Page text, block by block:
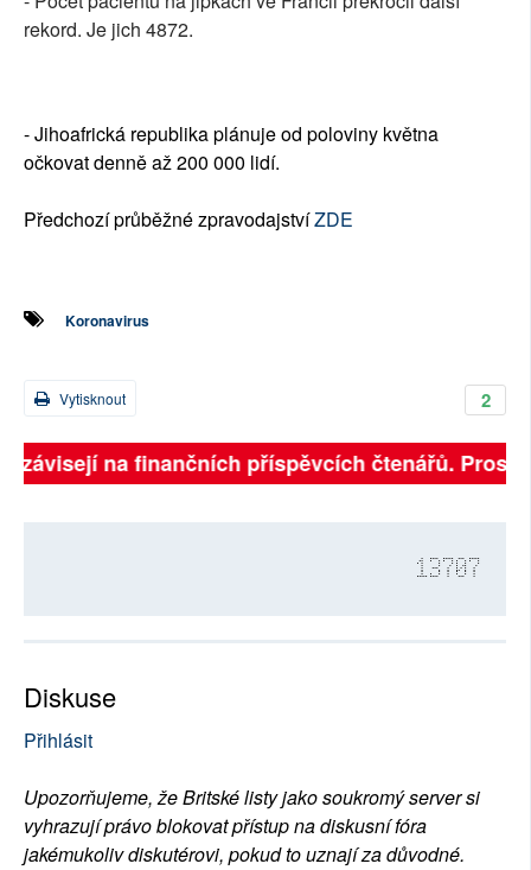
rekord. Je jich 4872.
- Jihoafrická republika plánuje od poloviny května
očkovat denně až 200 000 lidí.
Předchozí průběžné zpravodajstvíZDE
Koronavirus
2
Vytisknout
na finančních příspěvcích čtenářů.
13707
Diskuse
Přihlásit
Upozorňujeme, že Britské listy jako soukromý server si
vyhrazují právo blokovat přístup na diskusní fóra
jakémukoliv diskutérovi, pokud to uznají za důvodné.